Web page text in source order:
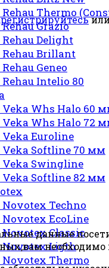
Thermo
Grazio
Delight
Brillant
Geneo
Intelio 80
Whs Halo 60
Whs Halo 72
Euroline
Softline 70 мм
Swingline
Softline 82 мм
Techno
EcoLine
Classic
Novotex Ligth
Thermo
данные